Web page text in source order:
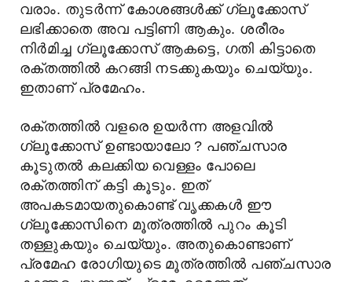
വരാം. തുടര്‍ന്ന് കോശങ്ങള്‍ക്ക് ഗ്ലൂക്കോസ്
ലഭിക്കാതെ അവ പട്ടിണി ആകും. ശരീരം
നിര്‍മിച്ച ഗ്ലൂക്കോസ് ആകട്ടെ, ഗതി കിട്ടാതെ
രക്തത്തില്‍ കറങ്ങി നടക്കുകയും ചെയ്യും.
ഇതാണ് പ്രമേഹം.
രക്തത്തില്‍ വളരെ ഉയര്‍ന്ന അളവില്‍
ഗ്ലൂക്കോസ് ഉണ്ടായാലോ ? പഞ്ചസാര
കൂടുതല്‍ കലക്കിയ വെള്ളം പോലെ
രക്തത്തിന് കട്ടി കൂടും. ഇത്
അപകടമായതുകൊണ്ട് വൃക്കകള്‍ ഈ
ഗ്ലൂക്കോസിനെ മൂത്രത്തില്‍ പുറം കൂടി
തള്ളുകയും ചെയ്യും. അതുകൊണ്ടാണ്
പ്രമേഹ രോഗിയുടെ മൂത്രത്തില്‍ പഞ്ചസാര